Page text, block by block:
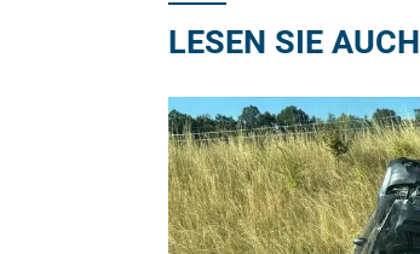
LESEN SIE AUCH